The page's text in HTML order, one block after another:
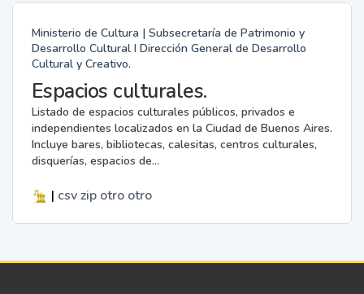
Ministerio de Cultura | Subsecretaría de Patrimonio y
Desarrollo Cultural I Dirección General de Desarrollo
Cultural y Creativo.
Espacios culturales.
Listado de espacios culturales públicos, privados e
independientes localizados en la Ciudad de Buenos Aires.
Incluye bares, bibliotecas, calesitas, centros culturales,
disquerías, espacios de...
| csv zip otro otro